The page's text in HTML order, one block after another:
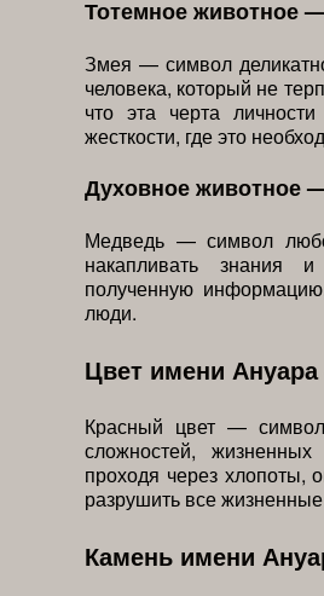
Тотемное животное
Змея — символ
человека, который не
что эта черта
жесткости, где это
Духовное животное
Медведь — символ
накапливать знания
полученную
люди.
Цвет имени
Красный цвет —
сложностей,
проходя через хлопоты,
разрушить все
Камень имени